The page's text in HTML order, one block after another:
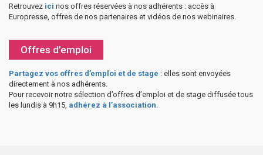
Retrouvez ici nos offres réservées à nos adhérents : accès à
Europresse, offres de nos partenaires et vidéos de nos webinaires.
Offres d’emploi
Partagez vos offres d’emploi et de stage : elles sont envoyées
directement à nos adhérents.
Pour recevoir notre sélection d’offres d’emploi et de stage diffusée tous
les lundis à 9h15, adhérez à l’association